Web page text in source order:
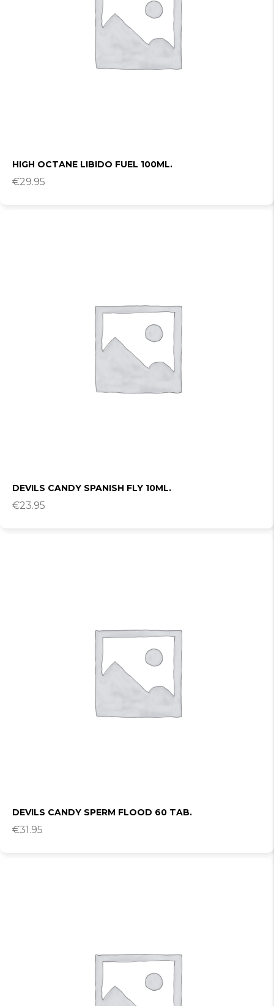
HIGH OCTANE LIBIDO FUEL 100ML.
€29.95
DEVILS CANDY SPANISH FLY 10ML.
€23.95
DEVILS CANDY SPERM FLOOD 60 TAB.
€31.95